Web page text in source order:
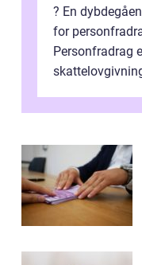
? En
for
Personfradrag